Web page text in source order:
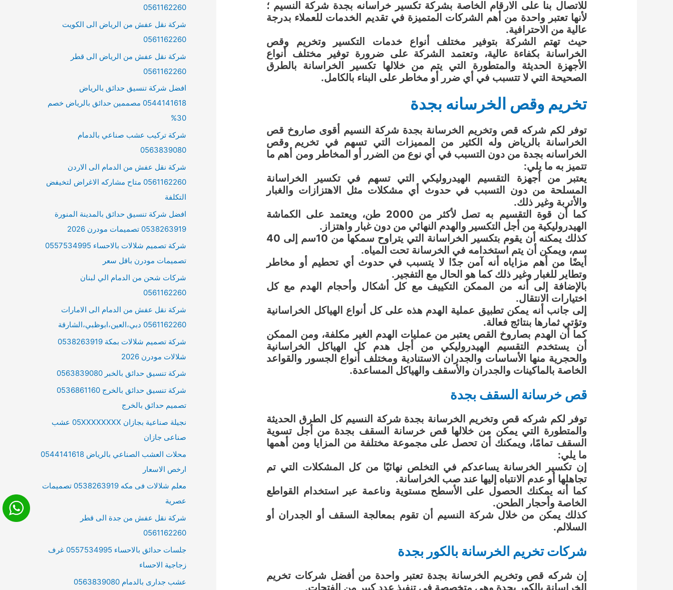
للاتصال بنا على الارقام الخاصة بشركة تكسير خراسانه بجدة شركة النسيم ؛
لأنها تعتبر واحدة من أهم الشركات المتميزة في تقديم الخدمات للعملاء بدرجة
عالية من الاحترافية.
حيث تهتم الشركة بتوفير مختلف أنواع خدمات التكسير وتخريم وقص
الخراسانة بكفاءة عالية، وتعتمد الشركة على ضرورة توفير مختلف أنواع
الأجهزة الحديثة والمتطورة التي يتم من خلالها تكسير الخراسانة بالطرق
الصحيحة التي لا تتسبب في أي ضرر أو مخاطر على البناء بالكامل.
تخريم وقص الخرسانه بجدة
توفر لكم شركه قص وتخريم الخرسانة بجدة شركة النسيم أقوى صاروخ قص
الخراسانة بالرياض وله الكثير من المميزات التي تسهم في تخريم وقص
الخراسانه بجدة من دون التسبب في أي نوع من الضرر أو المخاطر ومن أهم ما
تتميز به ما يلي:
يعتبر من أجهزة التقسيم الهيدروليكي التي تسهم في تكسير الخراسانة
المسلحة من دون التسبب في حدوث أي مشكلات مثل الاهتزازات والغبار
والأتربة وغير ذلك.
كما أن قوة التقسيم به تصل لأكثر من 2000 طن، ويعتمد على الكماشة
الهيدروليكية من أجل التكسير والهدم النهائي من دون غبار واهتزاز.
كذلك يمكنه أن يقوم بتكسير الخراسانة التي يتراوح سمكها من 10سم إلى 40
سم، ويمكن أن يتم استخدامه في الخرسانة تحت المياه.
أيضًا من أهم مزاياه أنه آمن جدًا لا يتسبب في حدوث أي تحطيم أو مخاطر
وتطاير للغبار وغير ذلك كما هو الحال مع التفجير.
بالإضافة إلى أنه من الممكن التكييف مع كل أشكال وأحجام الهدم مع كل
اختيارات الانتقال.
إلى جانب أنه يمكن تطبيق عملية الهدم هذه على كل أنواع الهياكل الخراسانية
وتؤتي ثمارها بنتائج فعالة.
كما أن الهدم بصاروخ القص يعتبر من عمليات الهدم الغير مكلفة، ومن الممكن
أن يستخدم التقسيم الهيدروليكي من أجل هدم كل الهياكل الخراسانية
والحجرية منها الأساسات والجدران الاستنادية ومختلف أنواع الجسور والقواعد
الخاصة بالماكينات والجدران والأسقف والهياكل المساعدة.
قص خرسانة السقف بجدة
توفر لكم شركه قص وتخريم الخرسانة بجدة شركة النسيم كل الطرق الحديثة
والمتطورة التي يمكن من خلالها قص خرسانة السقف بجدة من أجل تسوية
السقف تمامًا، ويمكنك أن تحصل على مجموعة مختلفة من المزايا ومن أهمها
ما يلي:
إن تكسير الخرسانة يساعدكم في التخلص نهائيًا من كل المشكلات التي تم
تجاهلها أو عدم الانتباه إليها عند صب الخراسانة.
كما أنه يمكنك الحصول على الأسطح مستوية وناعمة عبر استخدام القواطع
الخاصة وأحجار الطحن.
كذلك يمكن من خلال شركة النسيم أن تقوم بمعالجة السقف أو الجدران أو
السلالم.
شركات تخريم الخرسانة بالكور بجدة
إن شركه قص وتخريم الخرسانة بجدة تعتبر واحدة من أفضل شركات تخريم
الخراسانة بالكور بجدة وهي متخصصة في تنفيذ عدد كبير من الفتحات.
0561162260
شركة نقل عفش من الرياض الى الكويت
0561162260
شركة نقل عفش من الرياض الى قطر
0561162260
افضل شركة تنسيق حدائق بالرياض
0544141618 مصممين حدائق بالرياض خصم
30%
شركة تركيب عشب صناعي بالدمام
0563839080
شركة نقل عفش من الدمام الى الاردن
0561162260 متاح مشاركه الاغراض لتخيفض
التكلفة
افضل شركة تنسيق حدائق بالمدينة المنورة
0538263919 تصميمات مودرن 2026
شركة تصميم شلالات بالاحساء 0557534995
تصميمات مودرن باقل سعر
شركات شحن من الدمام الي لبنان
0561162260
شركة نقل عفش من الدمام الى الامارات
0561162260 دبي،العين،ابوظبي،الشارقة
شركة تصميم شلالات بمكة 0538263919
شلالات مودرن 2026
شركة تنسيق حدائق بالخبر 0563839080
شركة تنسيق حدائق بالخرج 0536861160
تصميم حدائق بالخرج
نجيلة صناعية بجازان 05XXXXXXXX عشب
صناعى جازان
محلات العشب الصناعي بالرياض 0544141618
ارخص الاسعار
معلم شلالات فى مكه 0538263919 تصميمات
عصرية
شركة نقل عفش من جدة الى قطر
0561162260
جلسات حدائق بالاحساء 0557534995 غرف
زجاجية الاحساء
عشب جدارى بالدمام 0563839080